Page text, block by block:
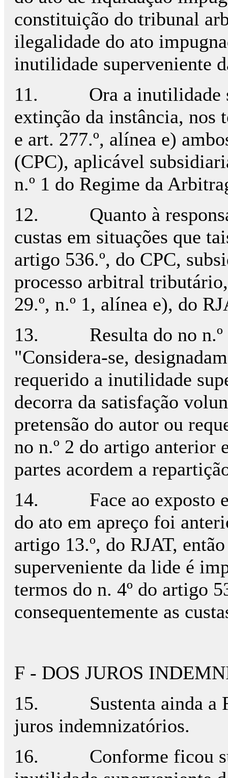
constituição do tribunal
ilegalidade do ato
inutilidade superveniente
11.
Ora a inutilidade
extinção da instância, nos
e art. 277.º, alínea e)
(CPC), aplicável
n.º 1 do Regime da
12.
Quanto à
custas em situações que
artigo 536.º, do CPC,
processo arbitral
29.º, n.º 1, alínea e), do
13.
Resulta do no
"Considera-se,
requerido a inutilidade
decorra da satisfação
pretensão do autor ou
no n.º 2 do artigo anterior
partes acordem a
14.
Face ao exposto
do ato em apreço foi
artigo 13.º, do RJAT,
superveniente da lide é
termos do n. 4º do artigo
consequentemente as
F - DOS JUROS
15.
Sustenta ainda a
juros indemnizatórios.
16.
Conforme ficou